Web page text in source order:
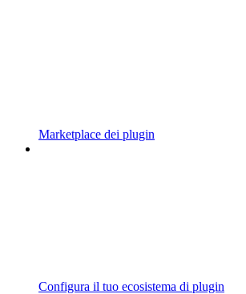
Marketplace dei plugin
Configura il tuo ecosistema di plugin